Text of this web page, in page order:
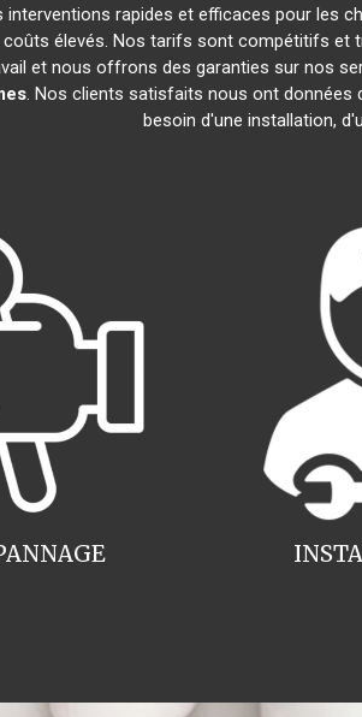
rapides et efficaces pour les
élevés. Nos tarifs sont compétitifs et
et nous offrons des garanties sur nos
. Nos clients satisfaits nous ont données
besoin d'une installation,